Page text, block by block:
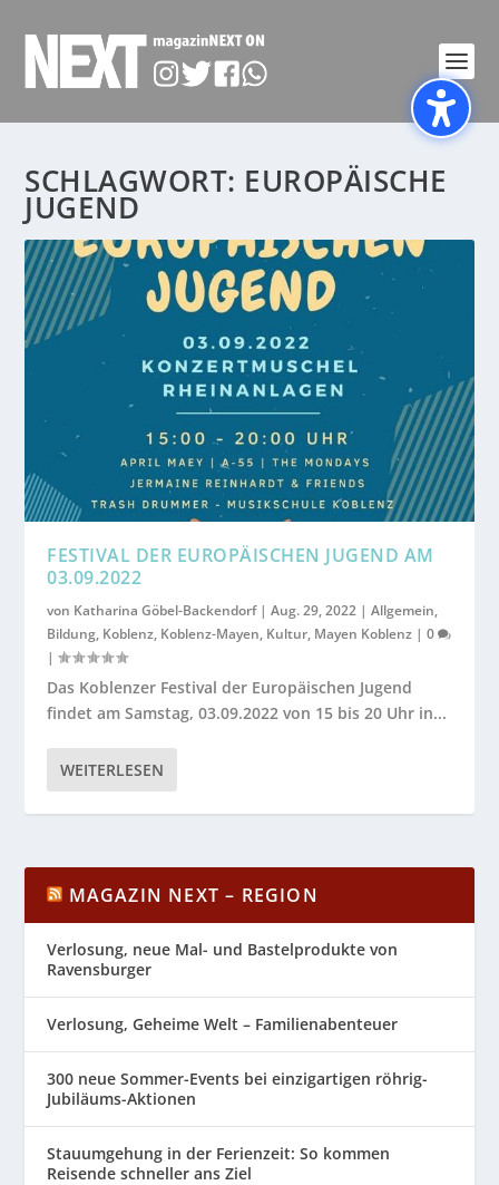
SCHLAGWORT: EUROPÄISCHE
JUGEND
FESTIVAL DER EUROPÄISCHEN JUGEND AM
03.09.2022
von Katharina Göbel-Backendorf|Aug. 29, 2022 |Allgemein,
Bildung, Koblenz, Koblenz-Mayen, Kultur, Mayen Koblenz |0
|
Das Koblenzer Festival der Europäischen Jugend
findet am Samstag, 03.09.2022 von 15 bis 20 Uhr in...
WEITERLESEN
MAGAZIN NEXT – REGION
Verlosung, neue Mal- und Bastelprodukte von
Ravensburger
Verlosung, Geheime Welt – Familienabenteuer
300 neue Sommer-Events bei einzigartigen röhrig-
Jubiläums-Aktionen
Stauumgehung in der Ferienzeit: So kommen
Reisende schneller ans Ziel